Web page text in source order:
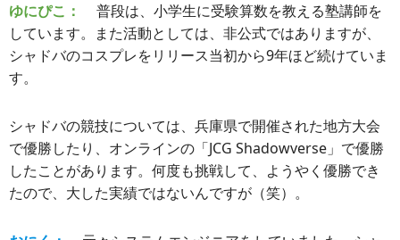
ゆにぴこ：
普段は、小学生に受験算数を教える塾講師を
しています。また活動としては、非公式ではありますが、
シャドバのコスプレをリリース当初から9年ほど続けていま
す。
シャドバの競技については、兵庫県で開催された地方大会
で優勝したり、オンラインの「JCG Shadowverse」で優勝
したことがあります。何度も挑戦して、ようやく優勝でき
たので、大した実績ではないんですが（笑）。